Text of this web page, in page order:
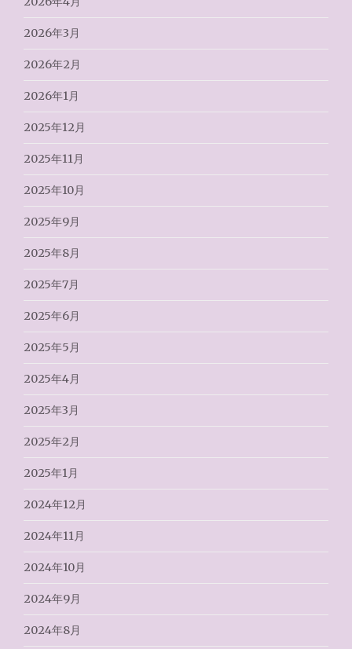
2026年3月
2026年2月
2026年1月
2025年12月
2025年11月
2025年10月
2025年9月
2025年8月
2025年7月
2025年6月
2025年5月
2025年4月
2025年3月
2025年2月
2025年1月
2024年12月
2024年11月
2024年10月
2024年9月
2024年8月